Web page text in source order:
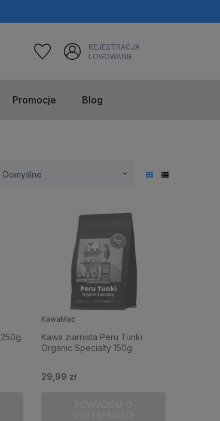
REJESTRACJA
LOGOWANIE
Promocje Blog
KawaMać
Kawa ziarnista Peru Tunki
Organic Specialty 150g.
29,99 zł